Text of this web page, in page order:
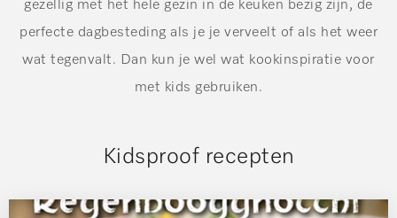
gezellig met het hele gezin in de keuken bezig zijn, de
perfecte dagbesteding als je je verveelt of als het weer
wat tegenvalt. Dan kun je wel wat kookinspiratie voor
met kids gebruiken.
Kidsproof recepten